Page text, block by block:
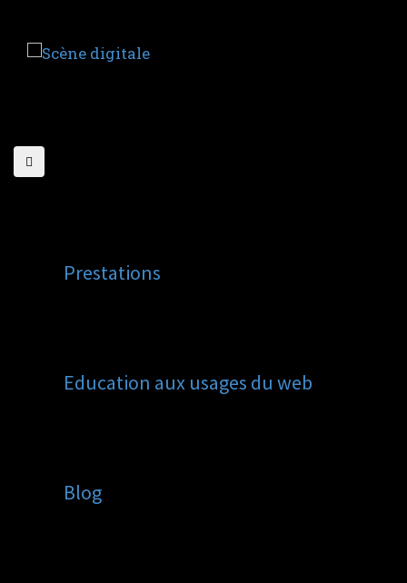
contenu
Prestations
Education aux usages du web
Blog